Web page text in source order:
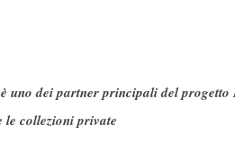
uno dei partner principali del
le collezioni private